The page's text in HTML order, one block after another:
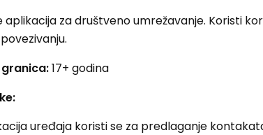
aplikacija za društveno umrežavanje. Koristi
17+ godina
uređaja koristi se za predlaganje